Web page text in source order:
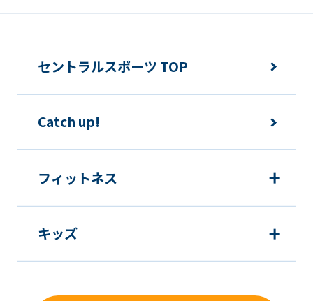
セントラルスポーツ TOP
Catch up!
フィットネス
キッズ